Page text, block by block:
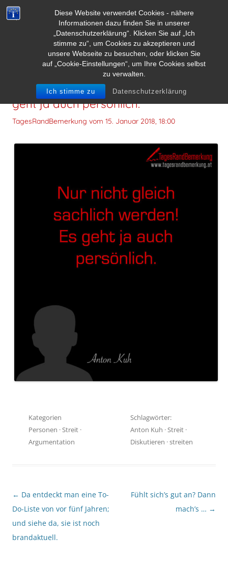
Diese Website verwendet Cookies - nähere
Informationen dazu finden Sie in unserer
„Datenschutzerklärung“. Klicken Sie auf „Ich
stimme zu“, um Cookies zu akzeptieren und
unsere Webseite zu besuchen, oder klicken Sie
auf „Cookie-Einstellungen“, um Ihre Cookies selbst
zu verwalten.
Ich stimme zu Datenschutzerklärung
Nur nicht gleich sachlich werden! Es
geht ja auch persönlich.
TagesRandBemerkung vom 15. Januar 2018, 18:00
Kategorien
Personen ·Streit ·
Argumentation
Schlagwörter:
Anton Kuh ·Streit ·
Diskutieren ·streiten
Beitragsnavigation
← Da entdeckt man eine To-
Do-Liste von vor fünf Jahren;
und siehe da, sie ist noch
brandaktuell.
Fühlt sich’s gut an? Dann
mach’s … →